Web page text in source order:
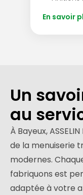
En savoir
Un
au
À Bayeux,
de la menuiserie
modernes.
fabriquons est
adaptée à votre